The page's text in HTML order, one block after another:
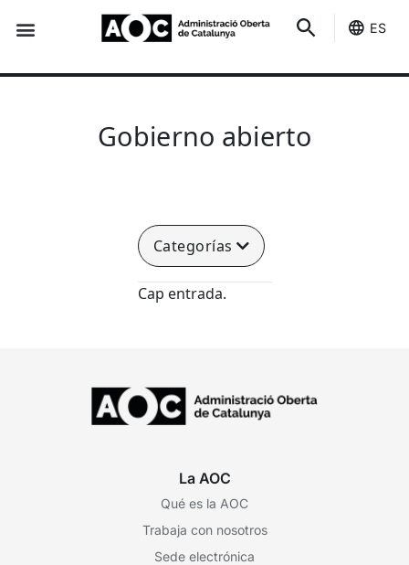
ES
Gobierno abierto
Categorías
Cap entrada.
La AOC
Qué es la AOC
Trabaja con nosotros
Sede electrónica